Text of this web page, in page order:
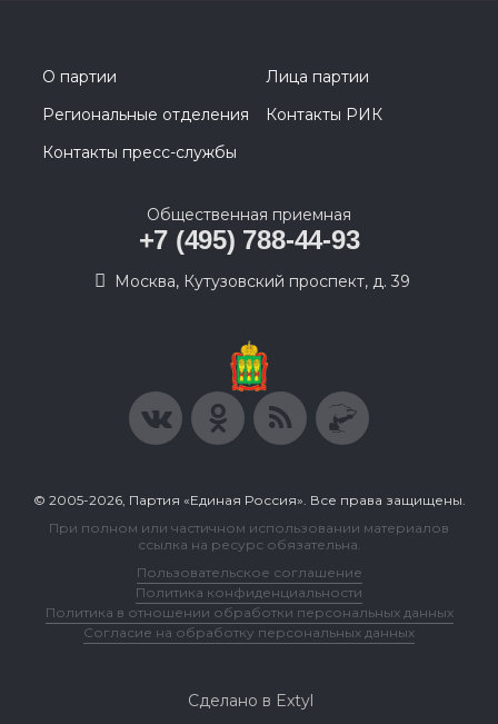
О партии
Лица партии
Региональные отделения
Контакты РИК
Контакты пресс-службы
Общественная приемная
+7 (495) 788-44-93
Москва, Кутузовский проспект, д. 39
© 2005-2026, Партия «Единая Россия». Все права защищены.
При полном или частичном использовании материалов
ссылка на ресурс обязательна.
Пользовательское соглашение
Политика конфиденциальности
Политика в отношении обработки персональных данных
Согласие на обработку персональных данных
Сделано в Extyl